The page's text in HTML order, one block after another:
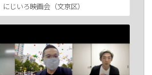
にじいろ映画会（文京区）